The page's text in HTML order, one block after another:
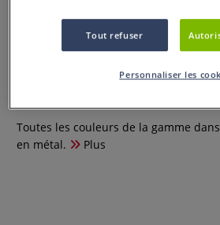
Coffret complet de
marqueurs Copic
Toutes les couleurs de la gamme
en métal.
Plus
Tout refuser
Personnaliser les